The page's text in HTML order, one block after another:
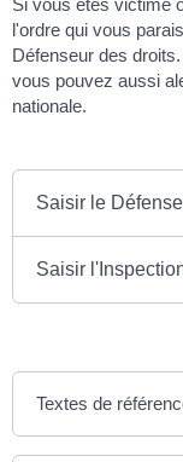
Si vous êtes victime
l'ordre qui vous
Défenseur des
vous pouvez aussi
nationale.
Saisir le
Saisir
Textes de